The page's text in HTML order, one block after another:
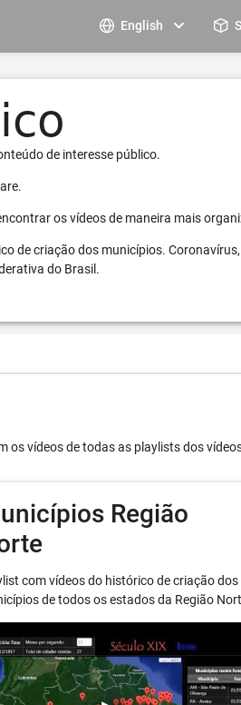
English
de interesse público.
os vídeos de maneira mais
de criação dos municípios.
do Brasil.
vídeos de todas as playlists dos
Região
com vídeos do histórico de criação dos
de todos os estados da Região